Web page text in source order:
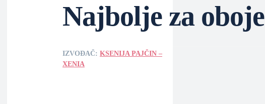
Najbolje za oboje
IZVOĐAČ: KSENIJA PAJČIN –
XENIA